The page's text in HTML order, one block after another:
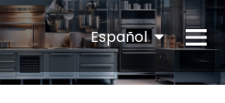
Español
English